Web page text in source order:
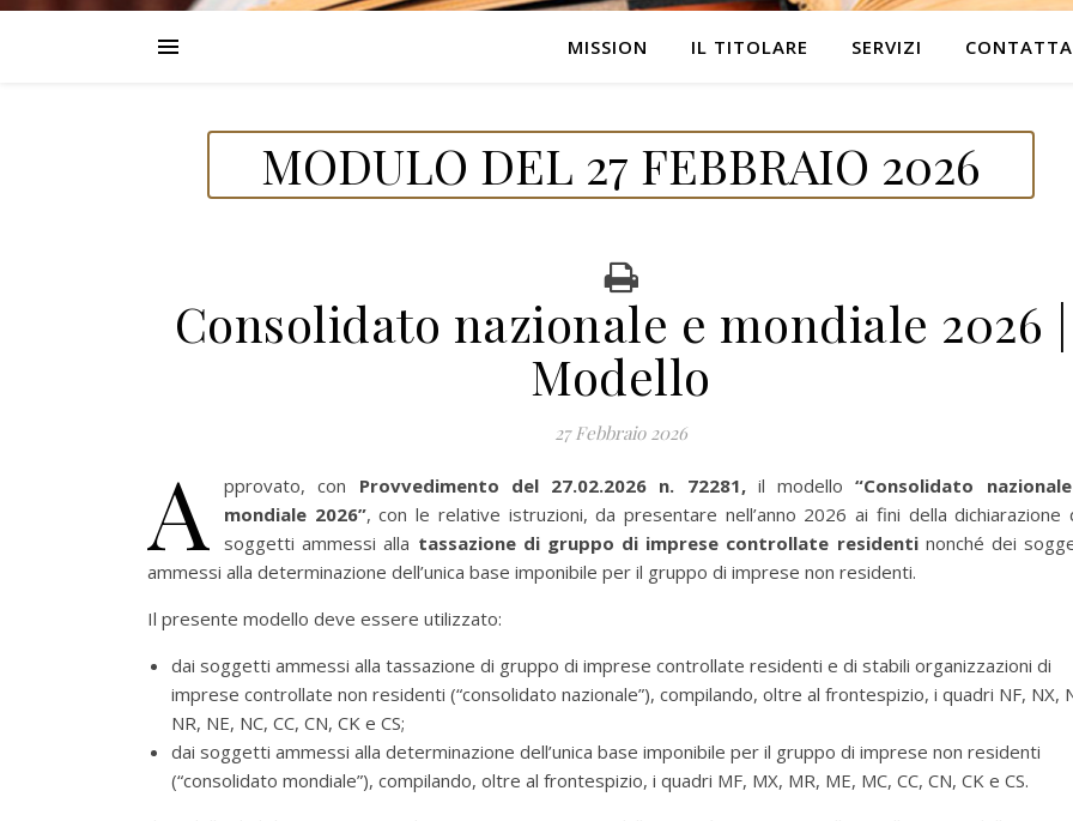
MISSION IL TITOLARE SERVIZI
MODULO DEL 27 FEBBRAIO 2026
Consolidato nazionale e mondiale 2026 |
Modello
27 Febbraio 2026
A pprovato, con Provvedimento del 27.02.2026 n. 72281,il modello“Consolidato
mondiale 2026”, con le relative istruzioni, da presentare nell’anno 2026 ai fini della dichiarazione
soggetti ammessi alla tassazione di gruppo di imprese controllate residentinonché dei
ammessi alla determinazione dell’unica base imponibile per il gruppo di imprese non residenti.
Il presente modello deve essere utilizzato:
dai soggetti ammessi alla tassazione di gruppo di imprese controllate residenti e di stabili organizzazioni di
imprese controllate non residenti (“consolidato nazionale”), compilando, oltre al frontespizio, i quadri NF, NX,
NR, NE, NC, CC, CN, CK e CS;
dai soggetti ammessi alla determinazione dell’unica base imponibile per il gruppo di imprese non residenti
(“consolidato mondiale”), compilando, oltre al frontespizio, i quadri MF, MX, MR, ME, MC, CC, CN, CK e CS.